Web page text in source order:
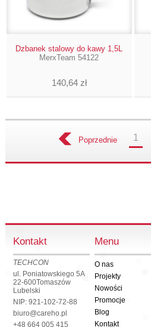
Dzbanek stalowy do kawy 1,5L
MerxTeam 54122
140,64 zł
Poprzednie 1
Kontakt
TECHCON
ul. Poniatowskiego 5A
22-600Tomaszów
Lubelski
NIP: 921-102-72-88
biuro@careho.pl
+48 664 005 415
Menu
O nas
Projekty
Nowości
Promocje
Blog
Kontakt